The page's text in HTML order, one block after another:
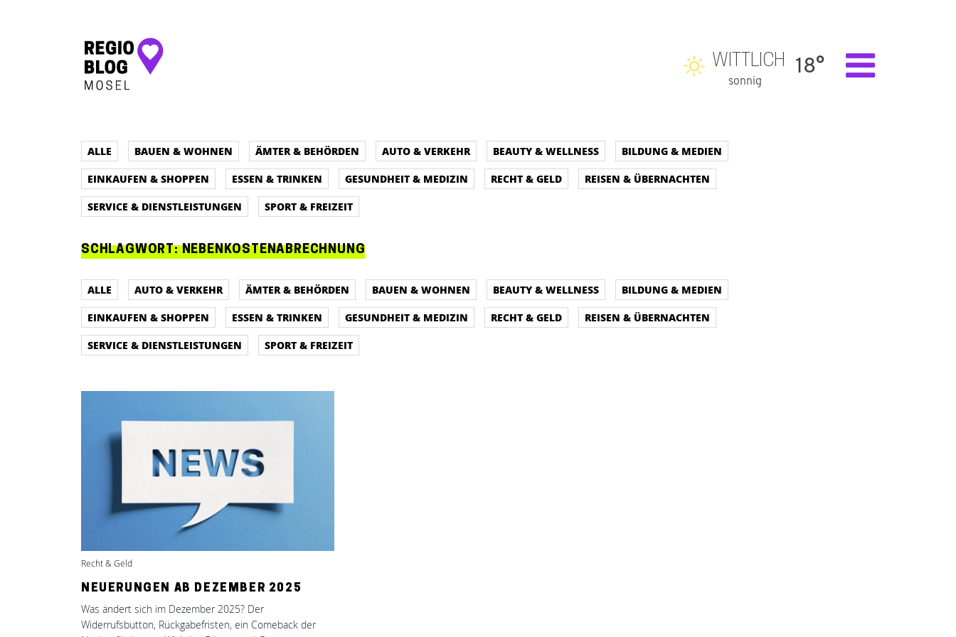
Hauptnavigation
WITTLICH
sonnig
18°
ALLE BAUEN & WOHNEN ÄMTER & BEHÖRDEN AUTO & VERKEHR BEAUTY & WELLNESS
BILDUNG & MEDIEN
EINKAUFEN & SHOPPEN
ESSEN & TRINKEN GESUNDHEIT & MEDIZIN RECHT & GELD
REISEN & ÜBERNACHTEN
SERVICE & DIENSTLEISTUNGEN
SPORT & FREIZEIT
SCHLAGWORT:NEBENKOSTENABRECHNUNG
ALLE AUTO & VERKEHR ÄMTER & BEHÖRDEN BAUEN & WOHNEN BEAUTY & WELLNESS
BILDUNG & MEDIEN
EINKAUFEN & SHOPPEN
ESSEN & TRINKEN GESUNDHEIT & MEDIZIN RECHT & GELD
REISEN & ÜBERNACHTEN
SERVICE & DIENSTLEISTUNGEN
SPORT & FREIZEIT
Recht & Geld
NEUERUNGEN AB DEZEMBER 2025
Was ändert sich im Dezember 2025? Der
Widerrufsbutton, Rückgabefristen, ein Comeback der